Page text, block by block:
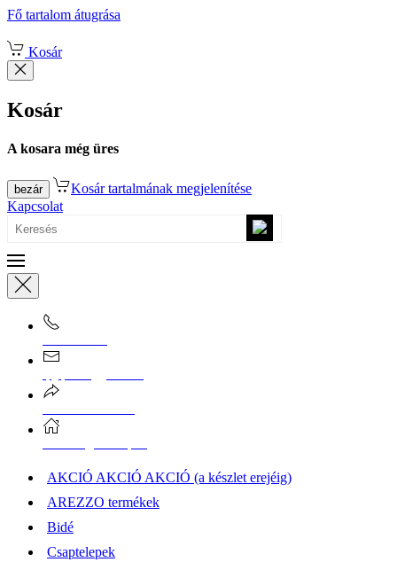
Fő tartalom átugrása
Kosár
Kosár
A kosara még üres
bezár
Kosár tartalmának megjelenítése
Kapcsolat
AKCIÓ AKCIÓ AKCIÓ (a készlet erejéig)
AREZZO termékek
Bidé
Csaptelepek